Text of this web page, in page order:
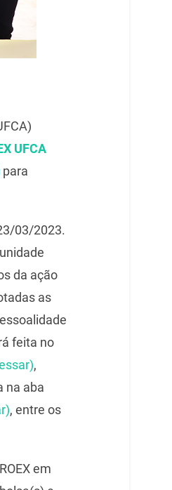
UFCA
para
03/2023.
da ação
as
feita no
,
na aba
, entre os
em